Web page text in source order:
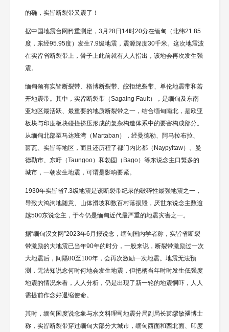
的确，实皆断裂带又震了！
据中国地震台网矜重测定，3月28日14时20分在缅甸（北纬21.85
度，东经95.95度）发生7.9级地震，震源深度30千米。这次地震波
在实皆省断裂带上，骨子上此前就有人人指出，该地会再次发生强
震。
缅甸领有实皆断裂带、格博断裂带、皎拒绝裂带、单伦地震带和若
开地震带。其中，实皆断裂带（Sagaing Fault），是缅甸及东南
亚地区最活跃、最重要的地质断裂带之一，结合缅甸南北，是欧亚
板块与印度板块碰撞挤压形成的复杂构造体系中的要害构成部分。
从缅甸北部至马达班湾（Martaban），经曼德勒、阿马拉布拉、
茵瓦、实皆等地区，而且还历程了都门内比都（Naypyitaw）、曼
德勒市、东吁（Taungoo）和勃固（Bago）等东说念主口繁多的
城市，一朝发生地震，可谓是影响要紧。
1930年实皆省7.3级地震是该断裂带纪录的破碎性最强地震之一，
导致大鸿沟地随意、山体滑坡和数百村落损毁，厌世东说念主数逾
越500东说念主，于今仍是缅甸近代最严重的地震灾害之一。
据“缅甸汉文网”2023年6月报说念，缅甸国内学者称，实皆省断裂
带激励的大地震已当年90年的时分，一般来说，断裂带激励过一次
大地震后，间隔80至100年，会再次激励一次地震。地震无法预
测，无法知说念何时何地会发生地震，但把柄当年时时发生低强度
地震的情况来看，人人分析，仍是出现了新一轮的地震恫吓，人人
需提前作念好退缩使命。
其时，缅甸国度说念象与水文料理司地震分局副局长茵缪敏褪博士
称，实皆断裂带穿过缅甸大部分大城市，缅甸西面和西北面、印度